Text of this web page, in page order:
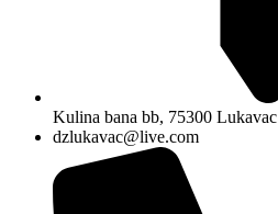
Kulina bana bb, 75300 Lukavac
dzlukavac@live.com